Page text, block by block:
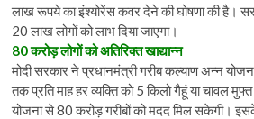
लाख रूपये का इंश्योरेंस कवर देने की घोषणा की है।
20 लाख लोगों को लाभ दिया जाएगा।
80 करोड़ लोगों को अतिरिक्त खाद्यान्न
मोदी सरकार ने प्रधानमंत्री गरीब कल्याण अन्न
तक प्रति माह हर व्यक्ति को 5 किलो गैहूं या चावल
योजना से 80 करोड़ गरीबों को मदद मिल सकेगी।